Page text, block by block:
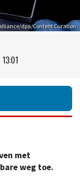
dpa/Content Curation
13:01
met
weg toe.